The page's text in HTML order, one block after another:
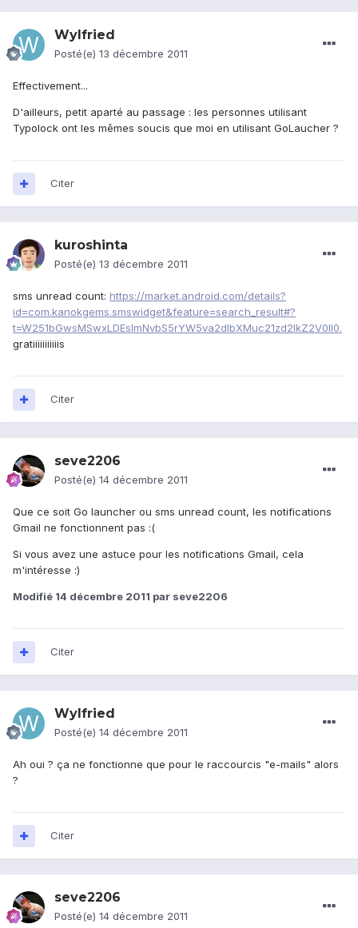
Wylfried
Posté(e) 13 décembre 2011
Effectivement...
D'ailleurs, petit aparté au passage : les personnes utilisant
Typolock ont les mêmes soucis que moi en utilisant GoLaucher ?
Citer
kuroshinta
Posté(e) 13 décembre 2011
sms unread count: https://market.android.com/details?
id=com.kanokgems.smswidget&feature=search_result#?
t=W251bGwsMSwxLDEsImNvbS5rYW5va2dlbXMuc21zd2lkZ2V0Il0.
gratiiiiiiiiiiis
Citer
seve2206
Posté(e) 14 décembre 2011
Que ce soit Go launcher ou sms unread count, les notifications
Gmail ne fonctionnent pas :(
Si vous avez une astuce pour les notifications Gmail, cela
m'intéresse :)
Modifié 14 décembre 2011 par seve2206
Citer
Wylfried
Posté(e) 14 décembre 2011
Ah oui ? ça ne fonctionne que pour le raccourcis "e-mails" alors
?
Citer
seve2206
Posté(e) 14 décembre 2011